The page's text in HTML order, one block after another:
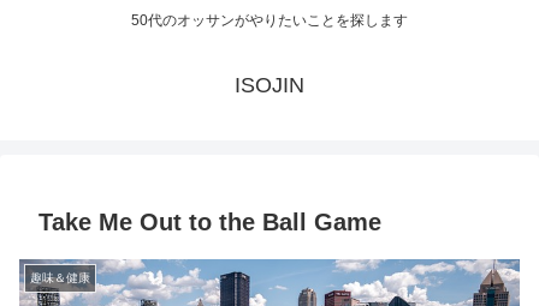
50代のオッサンがやりたいことを探します
ISOJIN
Take Me Out to the Ball Game
趣味＆健康